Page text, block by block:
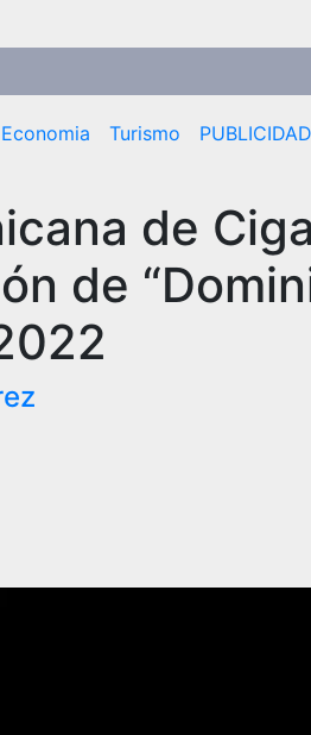
Economia Turismo PUBLICIDAD
de
de